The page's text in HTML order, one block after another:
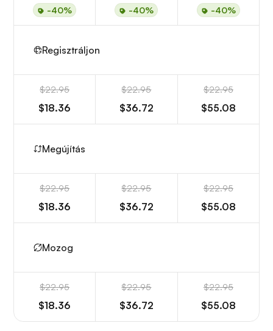
-40% -40% -40%
Regisztráljon
$22.95
$18.36
$22.95
$36.72
$22.95
$55.08
Megújítás
$22.95
$18.36
$22.95
$36.72
$22.95
$55.08
Mozog
$22.95
$18.36
$22.95
$36.72
$22.95
$55.08